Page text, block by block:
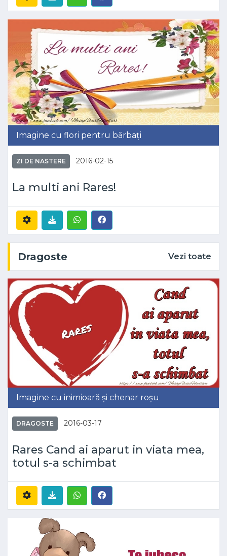
Imagine cu flori pentru bărbați
ZI DE NASTERE 2016-02-15
La multi ani Rares!
Dragoste Vezi toate
Imagine cu inimioară și chenar roșu
DRAGOSTE 2016-03-17
Rares Cand ai aparut in viata mea,
totul s-a schimbat